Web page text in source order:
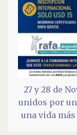
27 y 28 de
unidos por
una vida